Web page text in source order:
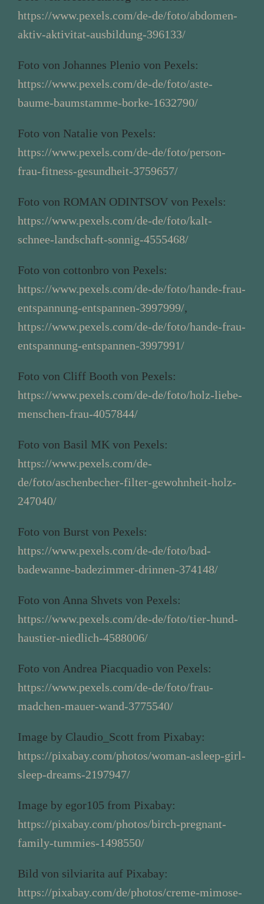
https://www.pexels.com/de-de/foto/abdomen-
aktiv-aktivitat-ausbildung-396133/
Foto von Johannes Plenio von Pexels:
https://www.pexels.com/de-de/foto/aste-
baume-baumstamme-borke-1632790/
Foto von Natalie von Pexels:
https://www.pexels.com/de-de/foto/person-
frau-fitness-gesundheit-3759657/
Foto von ROMAN ODINTSOV von Pexels:
https://www.pexels.com/de-de/foto/kalt-
schnee-landschaft-sonnig-4555468/
Foto von cottonbro von Pexels:
https://www.pexels.com/de-de/foto/hande-frau-
entspannung-entspannen-3997999/,
https://www.pexels.com/de-de/foto/hande-frau-
entspannung-entspannen-3997991/
Foto von Cliff Booth von Pexels:
https://www.pexels.com/de-de/foto/holz-liebe-
menschen-frau-4057844/
Foto von Basil MK von Pexels:
https://www.pexels.com/de-
de/foto/aschenbecher-filter-gewohnheit-holz-
247040/
Foto von Burst von Pexels:
https://www.pexels.com/de-de/foto/bad-
badewanne-badezimmer-drinnen-374148/
Foto von Anna Shvets von Pexels:
https://www.pexels.com/de-de/foto/tier-hund-
haustier-niedlich-4588006/
Foto von Andrea Piacquadio von Pexels:
https://www.pexels.com/de-de/foto/frau-
madchen-mauer-wand-3775540/
Image by Claudio_Scott from Pixabay:
https://pixabay.com/photos/woman-asleep-girl-
sleep-dreams-2197947/
Image by egor105 from Pixabay:
https://pixabay.com/photos/birch-pregnant-
family-tummies-1498550/
Bild von silviarita auf Pixabay:
https://pixabay.com/de/photos/creme-mimose-